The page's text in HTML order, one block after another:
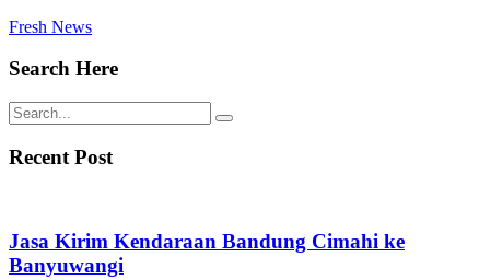
Fresh News
Search Here
Recent Post
Jasa Kirim Kendaraan Bandung Cimahi ke
Banyuwangi